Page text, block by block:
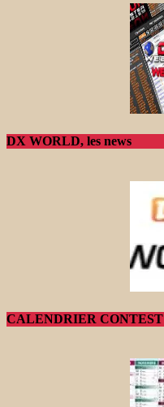
DX WORLD, les news
CALENDRIER CONTEST